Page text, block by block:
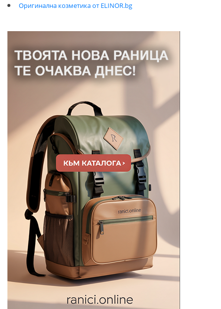
Оригинална козметика от ELINOR.bg